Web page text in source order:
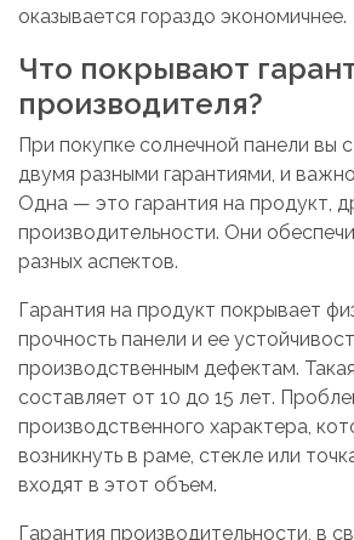
оказывается гораздо экономичнее.
Что покрывают
производителя?
При покупке солнечной панели вы
двумя разными гарантиями, и
Одна — это гарантия на продукт,
производительности. Они
разных аспектов.
Гарантия на продукт покрывает
прочность панели и ее
производственным дефектам.
составляет от 10 до 15 лет.
производственного характера,
возникнуть в раме, стекле или
входят в этот объем.
Гарантия производительности, в